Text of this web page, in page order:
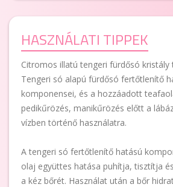
HASZNÁLATI TIPPEK
Citromos illatú tengeri fürdősó kristály
Tengeri só alapú fürdősó fertőtlenítő
komponensei, és a hozzáadott
pedikűrözés, manikűrözés előtt a
vízben történő használatra.
A tengeri só fertőtlenítő hatású
olaj együttes hatása puhítja, tisztítja
a kéz bőrét. Használat után a bőr